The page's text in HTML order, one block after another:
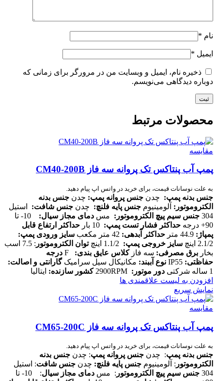
نام *
ایمیل *
ذخیره نام، ایمیل و وبسایت من در مرورگر برای زمانی که
دوباره دیدگاهی می‌نویسم.
محصولات مرتبط
مقایسه
پمپ آب پنتاکس تک پروانه سه فاز CM40-200B
به علت نوسانات قیمت، برای خرید در واتس اپ پیام دهید.
جنس بدنه پمپ: چدن جنس پروانه پمپ: چدن جنس بدنه
الکتروموتور : آلومینیوم جنس پایه فلنچ: چدن جنس شافت: استیل
304 جنس سیم پیچ الکتروموتور : مس دمای مجاز سیال:
10- تا
90+ درجه
حداکثر فشار تست پمپ:
حداکثر ارتفاع قابل
پمپاژ : حداکثر آبدهی: سایز ورودی پمپ:
2.1/2 اینچ
سایز خروجی پمپ: توان الکتروموتور
: 7.5 اسب
بخار برق مصرفی: سه فازکلاس عایق بندی:
درجه
حفاظتی: نوع آببند: مکانیکال سیل سرامیکگارانتی و اصالت:
1 ساله شرکتی
دور موتور : کشور سازنده: ایتالیا
افزودن به لیست علاقمندی ها
نمایش سریع
مقایسه
پمپ آب پنتاکس تک پروانه سه فاز CM65-200C
به علت نوسانات قیمت، برای خرید در واتس اپ پیام دهید.
جنس بدنه پمپ: چدن جنس پروانه پمپ: چدن جنس بدنه
الکتروموتور : آلومینیوم جنس پایه فلنچ: چدن جنس شافت: استیل
304 جنس سیم پیچ الکتروموتور : مس دمای مجاز سیال
: 10- تا